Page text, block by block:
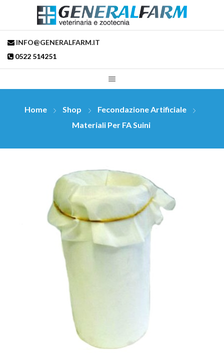
INFO@GENERALFARM.IT
0522 514251
Home Shop
Fecondazione Artificiale
Materiali Per FA Suini